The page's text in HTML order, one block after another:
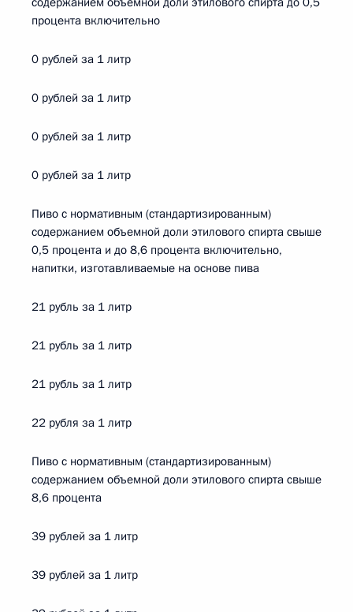
процента включительно
0 рублей за 1 литр
0 рублей за 1 литр
0 рублей за 1 литр
0 рублей за 1 литр
Пиво с нормативным (стандартизированным)
содержанием объемной доли этилового спирта свыше
0,5 процента и до 8,6 процента включительно,
напитки, изготавливаемые на основе пива
21 рубль за 1 литр
21 рубль за 1 литр
21 рубль за 1 литр
22 рубля за 1 литр
Пиво с нормативным (стандартизированным)
содержанием объемной доли этилового спирта свыше
8,6 процента
39 рублей за 1 литр
39 рублей за 1 литр